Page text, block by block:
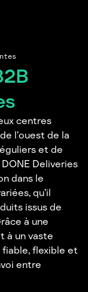
centres
l’ouest de la
et de
Deliveries
dans le
qu’il
issus de
à une
à un vaste
fiable, flexible et
entre